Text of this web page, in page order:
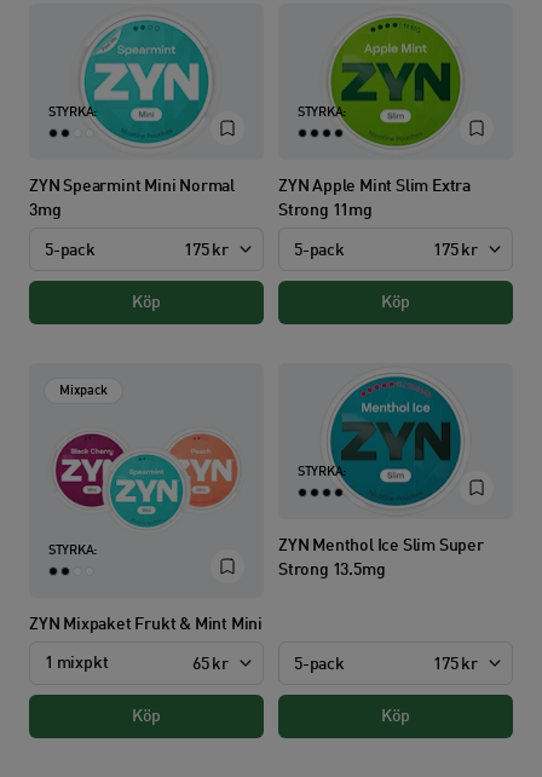
STYRKA:
ZYN Spearmint Mini Normal
3mg
5-pack 175 kr
Köp
STYRKA:
ZYN Apple Mint Slim Extra
Strong 11mg
5-pack 175 kr
Köp
STYRKA:
ZYN Mixpaket Frukt & Mint Mini
Mixpack
1 mixpkt 65 kr
Köp
STYRKA:
ZYN Menthol Ice Slim Super
Strong 13.5mg
5-pack 175 kr
Köp